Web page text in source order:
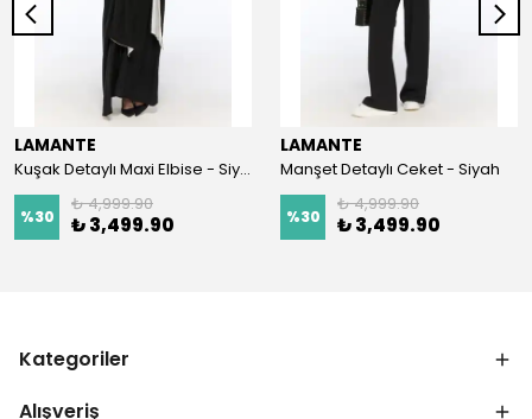
LAMANTE
Kuşak Detaylı Maxi Elbise - Siyah
%30
₺ 4,999.90
₺ 3,499.90
LAMANTE
Manşet Detaylı Ceket - Siyah
%30
₺ 4,999.90
₺ 3,499.90
Kategoriler
Alışveriş